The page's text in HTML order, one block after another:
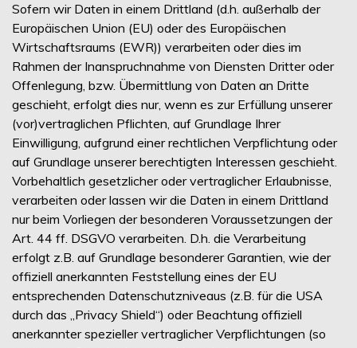
Sofern wir Daten in einem Drittland (d.h. außerhalb der
Europäischen Union (EU) oder des Europäischen
Wirtschaftsraums (EWR)) verarbeiten oder dies im
Rahmen der Inanspruchnahme von Diensten Dritter oder
Offenlegung, bzw. Übermittlung von Daten an Dritte
geschieht, erfolgt dies nur, wenn es zur Erfüllung unserer
(vor)vertraglichen Pflichten, auf Grundlage Ihrer
Einwilligung, aufgrund einer rechtlichen Verpflichtung oder
auf Grundlage unserer berechtigten Interessen geschieht.
Vorbehaltlich gesetzlicher oder vertraglicher Erlaubnisse,
verarbeiten oder lassen wir die Daten in einem Drittland
nur beim Vorliegen der besonderen Voraussetzungen der
Art. 44 ff. DSGVO verarbeiten. D.h. die Verarbeitung
erfolgt z.B. auf Grundlage besonderer Garantien, wie der
offiziell anerkannten Feststellung eines der EU
entsprechenden Datenschutzniveaus (z.B. für die USA
durch das „Privacy Shield“) oder Beachtung offiziell
anerkannter spezieller vertraglicher Verpflichtungen (so